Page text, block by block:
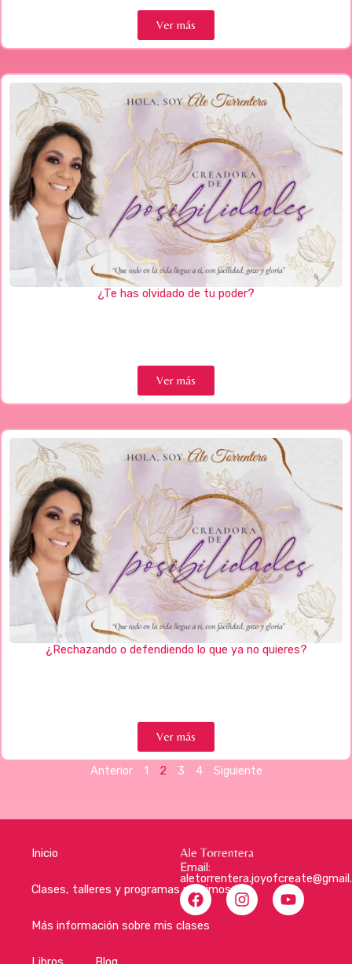
Ver más
¿Te has olvidado de tu poder?
Ver más
¿Rechazando o defendiendo lo que ya no quieres?
Ver más
Anterior 1 2 3 4 Siguiente
Inicio
Clases, talleres y programas próximos
Más información sobre mis clases
Email:
F
a
c
I
n
Y
o